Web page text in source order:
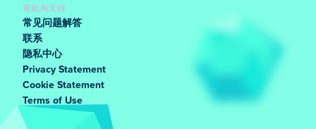
帮助和支持
常见问题解答
联系
隐私中心
Privacy Statement
Cookie Statement
Terms of Use